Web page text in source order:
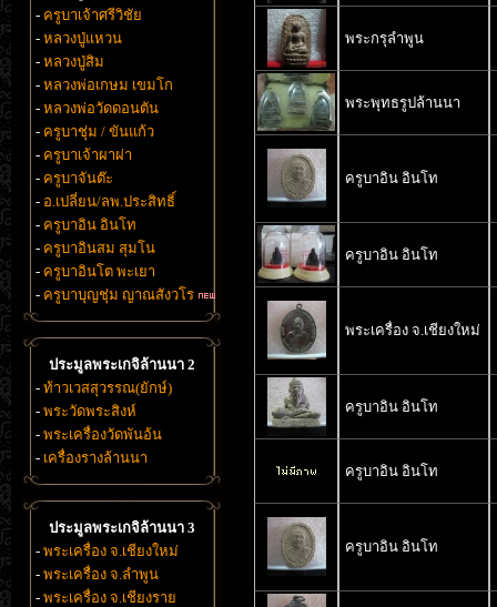
- ครูบาเจ้าศรีวิชัย
- หลวงปู่แหวน
- หลวงปู่สิม
- หลวงพ่อเกษม เขมโก
- หลวงพ่อวัดดอนตัน
- ครูบาชุ่ม / ขันแก้ว
- ครูบาเจ้าผาผ่า
- ครูบาจันต๊ะ
- อ.เปลี่ยน/ลพ.ประสิทธิ์
- ครูบาอิน อินโท
- ครูบาอินสม สุมโน
- ครูบาอินโต พะเยา
- ครูบาบุญชุ่ม ญาณสังวโร
ประมูลพระเกจิล้านนา 2
- ท้าวเวสสุวรรณ(ยักษ์)
- พระวัดพระสิงห์
- พระเครื่องวัดพันอ้น
- เครื่องรางล้านนา
ประมูลพระเกจิล้านนา 3
- พระเครื่อง จ.เชียงใหม่
- พระเครื่อง จ.ลำพูน
- พระเครื่อง จ.เชียงราย
พระกรุลำพูน
พระพุทธรูปล้านนา
ครูบาอิน อินโท
ครูบาอิน อินโท
พระเครื่อง จ.เชียงใหม่
ครูบาอิน อินโท
ครูบาอิน อินโท
ครูบาอิน อินโท